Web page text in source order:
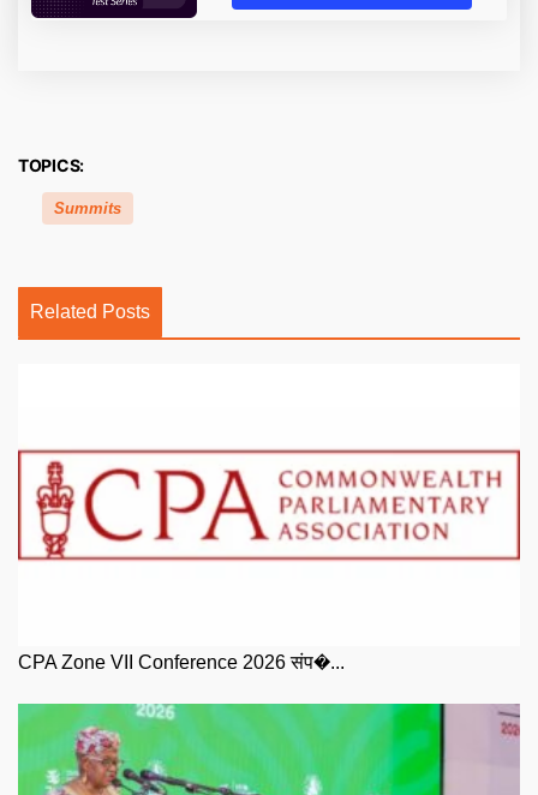
TOPICS:
Summits
Related Posts
CPA Zone VII Conference 2026 संप�...